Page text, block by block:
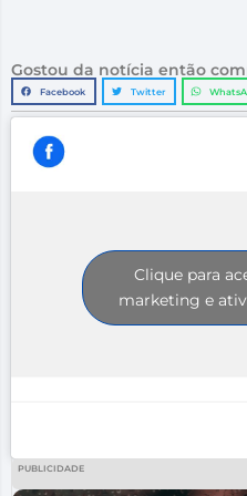
Gostou da notícia então
Facebook Twitter
Clique para
marketing e
PUBLICIDADE